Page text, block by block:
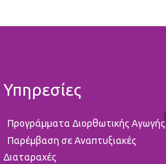
Υπηρεσίες
Προγράμματα Διορθωτικής Αγωγής
Παρέμβαση σε Αναπτυξιακές
Διαταραχές